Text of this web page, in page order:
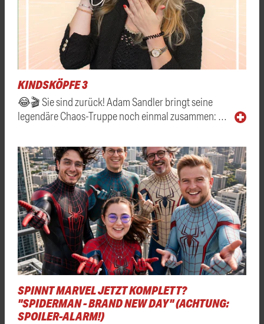
KINDSKÖPFE 3
😂🎬 Sie sind zurück! Adam Sandler bringt seine
legendäre Chaos-Truppe noch einmal zusammen: …
SPINNT MARVEL JETZT KOMPLETT?
"SPIDERMAN - BRAND NEW DAY" (ACHTUNG:
SPOILER-ALARM!)